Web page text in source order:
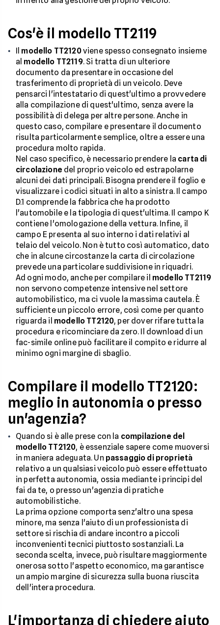
Cos'è il modello TT2119
Il modello TT2120viene spesso consegnato insieme
al modello TT2119. Si tratta di un ulteriore
documento da presentare in occasione del
trasferimento di proprietà di un veicolo. Deve
pensarci l'intestatario di quest'ultimo a provvedere
alla compilazione di quest'ultimo, senza avere la
possibilità di delega per altre persone. Anche in
questo caso, compilare e presentare il documento
risulta particolarmente semplice, oltre a essere una
procedura molto rapida.
Nel caso specifico, è necessario prendere la carta di
circolazione del proprio veicolo ed estrapolarne
alcuni dei dati principali. Bisogna prendere il foglio e
visualizzare i codici situati in alto a sinistra. Il campo
D.1 comprende la fabbrica che ha prodotto
l'automobile e la tipologia di quest'ultima. Il campo K
contiene l'omologazione della vettura. Infine, il
campo E presenta al suo interno i dati relativi al
telaio del veicolo. Non è tutto così automatico, dato
che in alcune circostanze la carta di circolazione
prevede una particolare suddivisione in riquadri.
Ad ogni modo, anche per compilare il modello TT2119
non servono competenze intensive nel settore
automobilistico, ma ci vuole la massima cautela. È
sufficiente un piccolo errore, così come per quanto
riguarda il modello TT2120, per dover rifare tutta la
procedura e ricominciare da zero. Il download di un
fac-simile online può facilitare il compito e ridurre al
minimo ogni margine di sbaglio.
Compilare il modello TT2120:
meglio in autonomia o presso
un'agenzia?
Quando si è alle prese con la compilazione del
modello TT2120, è essenziale sapere come muoversi
in maniera adeguata. Un passaggio di proprietà
relativo a un qualsiasi veicolo può essere effettuato
in perfetta autonomia, ossia mediante i principi del
fai da te, o presso un'agenzia di pratiche
automobilistiche.
La prima opzione comporta senz'altro una spesa
minore, ma senza l'aiuto di un professionista di
settore si rischia di andare incontro a piccoli
inconvenienti tecnici piuttosto sostanziali. La
seconda scelta, invece, può risultare maggiormente
onerosa sotto l'aspetto economico, ma garantisce
un ampio margine di sicurezza sulla buona riuscita
dell'intera procedura.
L'importanza di chiedere aiuto